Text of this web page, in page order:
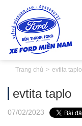
Trang chủ evtita taplo
evtita taplo
07/02/2023